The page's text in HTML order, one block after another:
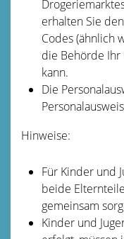
erhalten Sie
Codes (ähnlich
die Behörde
kann.
Die
Hinweise:
Für Kinder und
beide
gemeinsam
Kinder und